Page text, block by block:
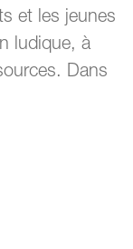
et les jeunes
ludique, à
Dans